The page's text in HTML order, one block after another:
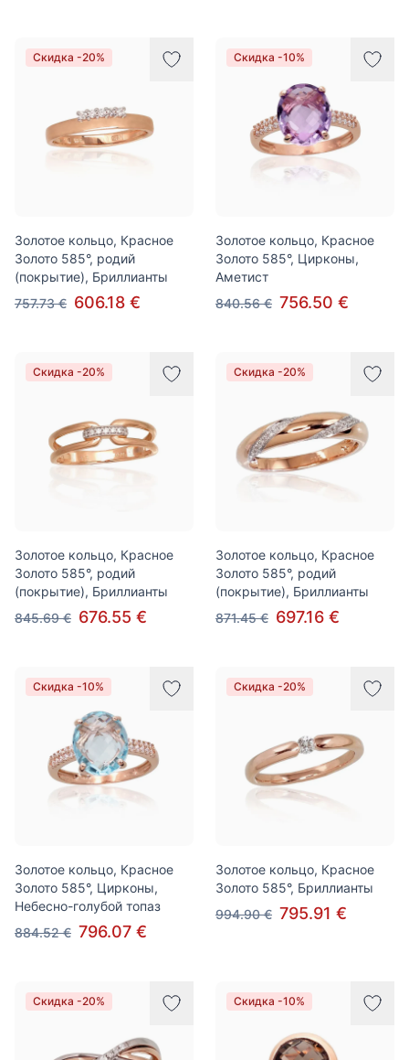
Скидка -20%
Золотое кольцо, Красное
Золото 585°, родий
(покрытие), Бриллианты
757.73 € 606.18 €
Скидка -10%
Золотое кольцо, Красное
Золото 585°, Цирконы,
Аметист
840.56 € 756.50 €
Скидка -20%
Золотое кольцо, Красное
Золото 585°, родий
(покрытие), Бриллианты
845.69 € 676.55 €
Скидка -20%
Золотое кольцо, Красное
Золото 585°, родий
(покрытие), Бриллианты
871.45 € 697.16 €
Скидка -10%
Золотое кольцо, Красное
Золото 585°, Цирконы,
Небесно-голубой топаз
884.52 € 796.07 €
Скидка -20%
Золотое кольцо, Красное
Золото 585°, Бриллианты
994.90 € 795.91 €
Скидка -20% Скидка -10%